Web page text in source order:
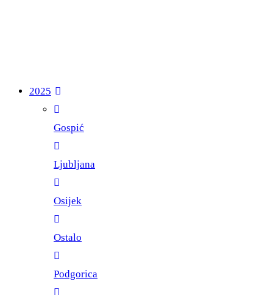
2025
Gospić
Ljubljana
Osijek
Ostalo
Podgorica